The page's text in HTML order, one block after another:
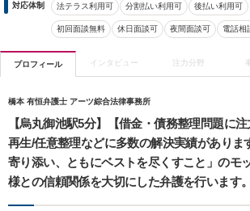
対応体制 法テラス利用可 分割払い利用可 後払い利用可
初回面談無料 休日面談可 夜間面談可 電話相
プロフィール インタビュー 注力分野
橋本 有恒弁護士 アーツ綜合法律事務所
【烏丸御池駅5分】【借金・債務整理問題に
再生/任意整理などに多数の解決実績がありま
寄り添い、ともにベストを尽くすこと」のモ
様との信頼関係を大切にした弁護を行います